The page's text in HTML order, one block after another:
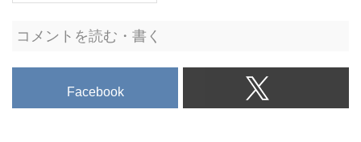
コメントを読む・書く
Facebook